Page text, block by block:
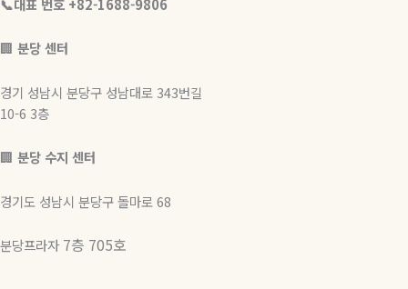
🏢 분당 센터
경기 성남시 분당구 성남대로 343번길
10-6 3층
🏢 분당 수지 센터
경기도 성남시 분당구 돌마로 68
분당프라자 7층 705호